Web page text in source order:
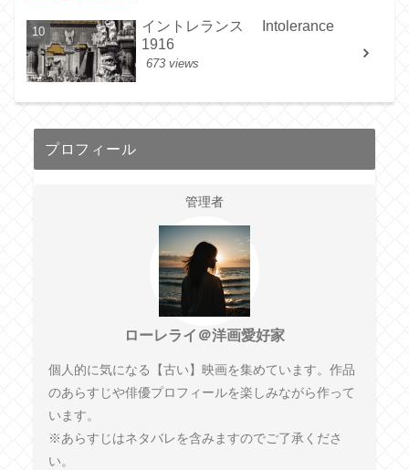
イントレランス Intolerance
1916
673 views
プロフィール
管理者
ローレライ＠洋画愛好家
個人的に気になる【古い】映画を集めています。作品
のあらすじや俳優プロフィールを楽しみながら作って
います。
※あらすじはネタバレを含みますのでご了承くださ
い。